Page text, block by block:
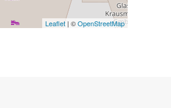
Leaflet | ©OpenStreetMap